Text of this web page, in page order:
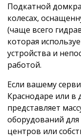
Подкатной
колесах,
(чаще всего
которая
устройства и
работой.
Если вашему
Краснодаре или в
представляет
оборудований
центров или